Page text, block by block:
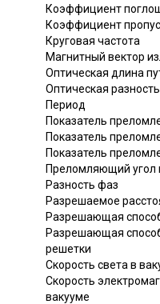
Коэффициент
Коэффициент
Круговая частота
Магнитный вектор
Оптическая длина
Оптическая
Период
Показатель
Показатель
Показатель
Преломляющий угол
Разность фаз
Разрешаемое
Разрешающая
Разрешающая
решетки
Скорость света в
Скорость
вакууме